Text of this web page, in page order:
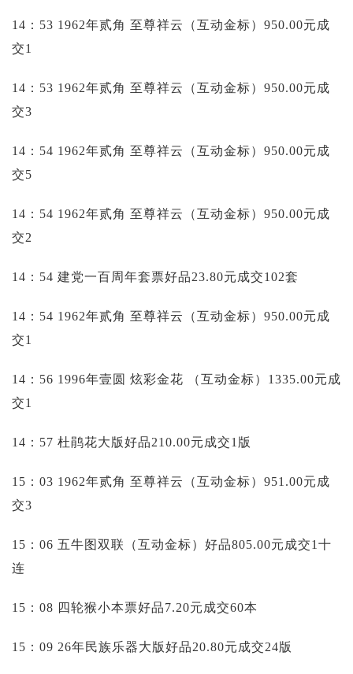
14：53 1962年贰角 至尊祥云（互动金标）950.00元成
交1
14：53 1962年贰角 至尊祥云（互动金标）950.00元成
交3
14：54 1962年贰角 至尊祥云（互动金标）950.00元成
交5
14：54 1962年贰角 至尊祥云（互动金标）950.00元成
交2
14：54 建党一百周年套票好品23.80元成交102套
14：54 1962年贰角 至尊祥云（互动金标）950.00元成
交1
14：56 1996年壹圆 炫彩金花 （互动金标）1335.00元成
交1
14：57 杜鹃花大版好品210.00元成交1版
15：03 1962年贰角 至尊祥云（互动金标）951.00元成
交3
15：06 五牛图双联（互动金标）好品805.00元成交1十
连
15：08 四轮猴小本票好品7.20元成交60本
15：09 26年民族乐器大版好品20.80元成交24版